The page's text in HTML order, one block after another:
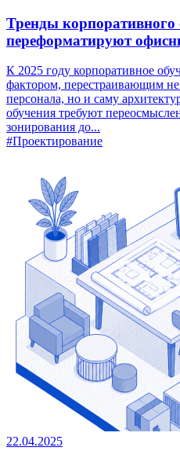
Тренды корпоративного
переформатируют
К 2025 году корпоративное
фактором, перестраивающим
персонала, но и саму
обучения требуют
зонирования до...
#Проектирование
22.04.2025